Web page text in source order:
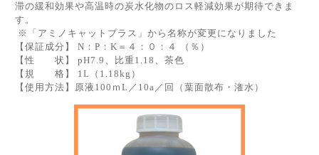
滞の緩和効果や高温時の炭水化物のロス軽減効果が期待できま
す。
※「アミノキャットプラス」から名称が変更になりました
【保証成分】 N：P：K＝４：０：４ （％）
【性 状】 pH7.9、比重1.18、茶色
【規 格】 1L（1.18kg）
【使用方法】原液100ｍL／10a／回（葉面散布・潅水）